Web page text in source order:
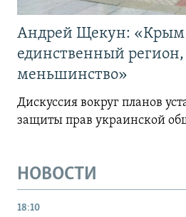
Андрей Щекун: «Крым
единственный
меньшинство»
Дискуссия вокруг планов
защиты прав украинской
НОВОСТИ
18:10